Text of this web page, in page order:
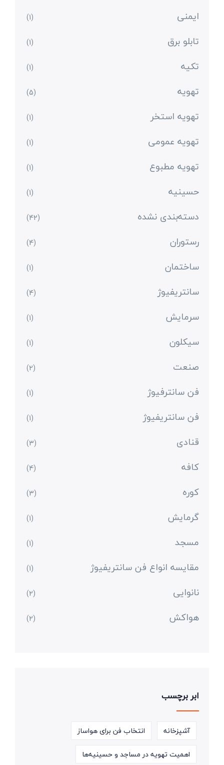
ایمنی (1)
تابلو برق (1)
تکیه (1)
تهویه (5)
تهویه استخر (1)
تهویه عمومی (1)
تهویه مطبوع (1)
حسینیه (1)
دسته‌بندی نشده (42)
رستوران (4)
ساختمان (1)
سانتریفیوژ (4)
سرمایش (1)
سیکلون (1)
صنعت (2)
فن سانترفیوژ (1)
فن سانتریفیوژ (1)
قنادی (3)
کافه (4)
کوره (3)
گرمایش (1)
مسجد (1)
مقایسه انواع فن سانتریفیوژ (1)
نانوایی (2)
هواکش (2)
ابر برچسب
آشپزخانه
انتخاب فن برای هواساز
اهمیت تهویه در مساجد و حسینیه‌ها